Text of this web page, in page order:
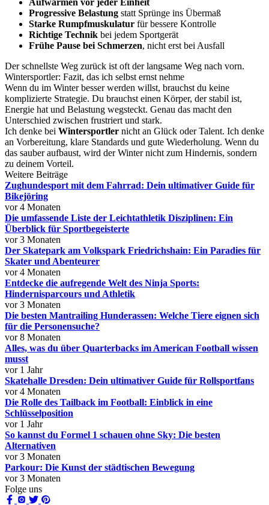
Aufwärmen vor jeder Einheit
Progressive Belastung statt Sprünge ins Übermaß
Starke Rumpfmuskulatur für bessere Kontrolle
Richtige Technik bei jedem Sportgerät
Frühe Pause bei Schmerzen, nicht erst bei Ausfall
Der schnellste Weg zurück ist oft der langsame Weg nach vorn.
Wintersportler: Fazit, das ich selbst ernst nehme
Wenn du im Winter besser werden willst, brauchst du keine
komplizierte Strategie. Du brauchst einen Körper, der stabil ist,
Energie hat und Belastung wegsteckt. Genau das macht den
Unterschied zwischen frustriert und stark.
Ich denke bei Wintersportler nicht an Glück oder Talent. Ich denke
an Vorbereitung, klare Standards und gute Wiederholung. Wenn du
das sauber aufbaust, wird der Winter nicht zum Hindernis, sondern
zu deinem Vorteil.
Weitere Beiträge
Zughundesport mit dem Fahrrad: Dein ultimativer Guide für
Bikejöring
vor 4 Monaten
Die umfassende Liste der Leichtathletik Disziplinen: Ein
Überblick für Sportbegeisterte
vor 3 Monaten
Der Skatepark am Volkspark Friedrichshain: Ein Paradies für
Skater und Abenteurer
vor 4 Monaten
Entdecke die aufregende Welt des Ninja Sports:
Hindernisparcours und Athletik
vor 3 Monaten
Die besten Mantrailing Hunderassen: Welche Tiere eignen sich
für die Personensuche?
vor 8 Monaten
Alles, was du über Quarterbacks im American Football wissen
musst
vor 1 Jahr
Skatehalle Dresden: Dein ultimativer Guide für Rollsportfans
vor 4 Monaten
Die Rolle des Tailback im Football: Einblick in eine
Schlüsselposition
vor 1 Jahr
So kannst du Formel 1 schauen ohne Sky: Die besten
Alternativen
vor 3 Monaten
Parkour: Die Kunst der städtischen Bewegung
vor 3 Monaten
Folge uns